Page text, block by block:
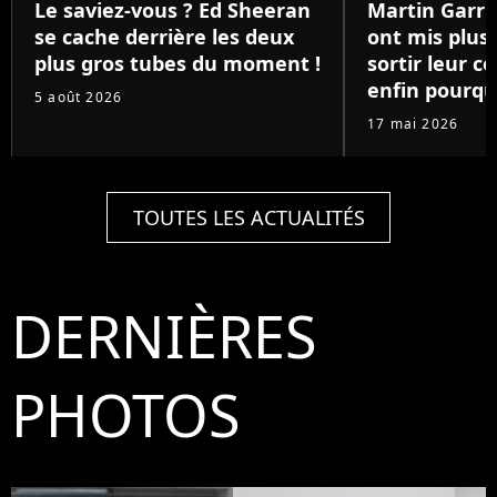
Le saviez-vous ? Ed Sheeran
se cache derrière les deux
plus gros tubes du moment !
5 août 2026
Martin
ont mis plus
sortir leur
enfin
17 mai 2026
TOUTES LES ACTUALITÉS
DERNIÈRES
PHOTOS